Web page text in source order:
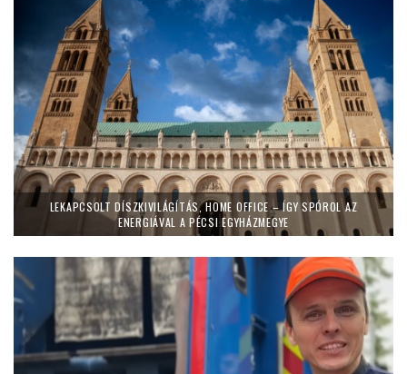
LEKAPCSOLT DÍSZKIVILÁGÍTÁS, HOME OFFICE – ÍGY SPÓROL AZ
ENERGIÁVAL A PÉCSI EGYHÁZMEGYE